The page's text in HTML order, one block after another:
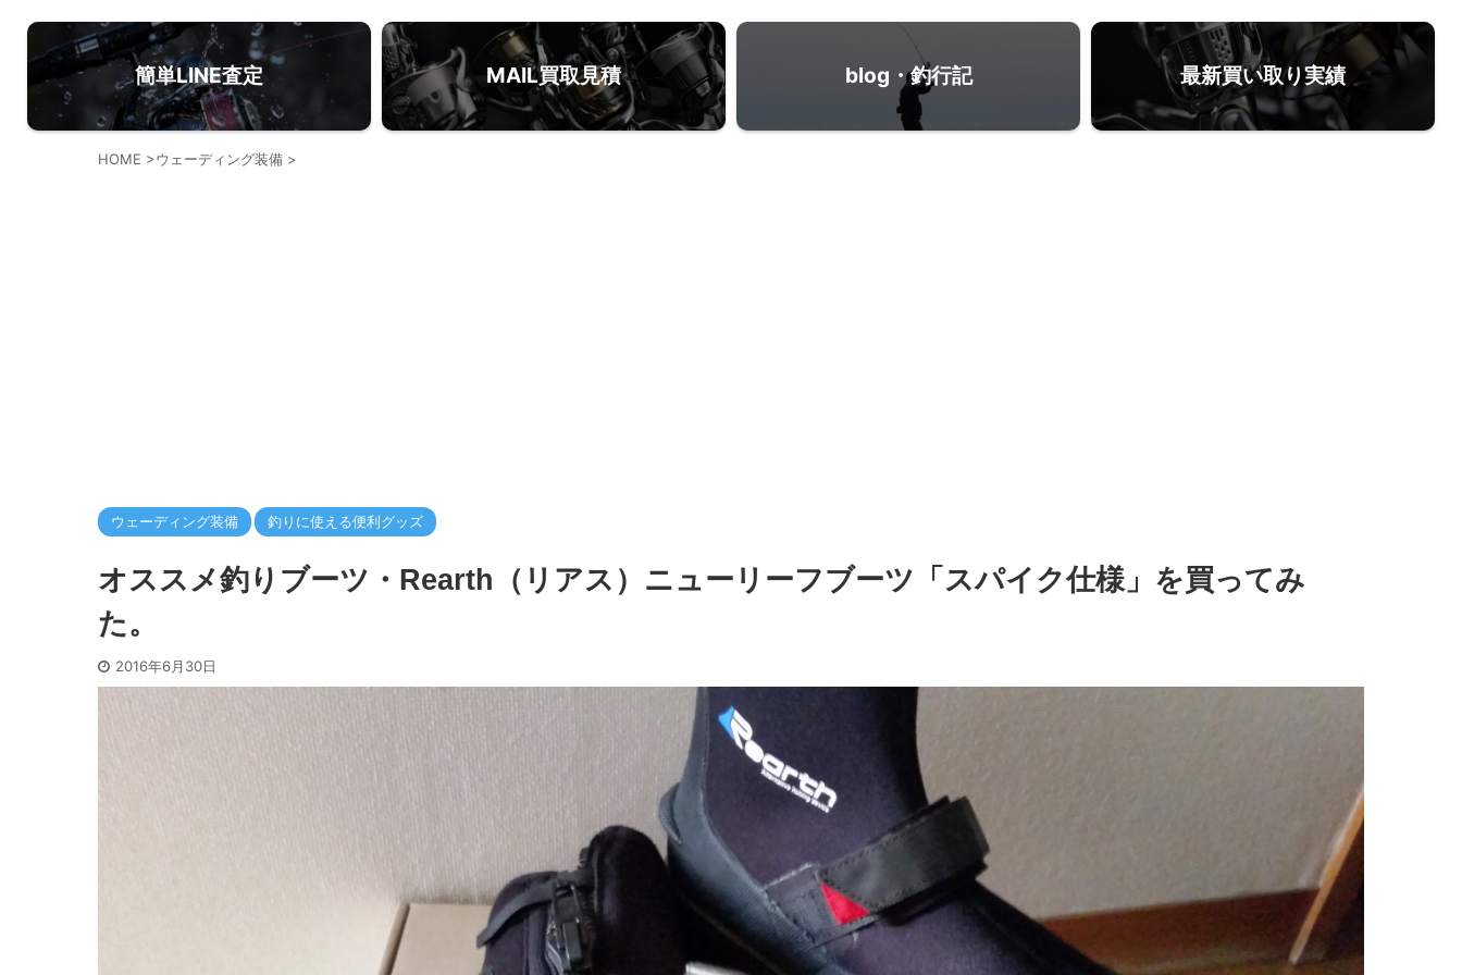
簡単LINE査定 MAIL買取見積 blog・釣行記 最新買い取り実績
HOME >ウェーディング装備 >
ウェーディング装備 釣りに使える便利グッズ
オススメ釣りブーツ・Rearth（リアス）ニューリーフブーツ「スパイク仕様」を買ってみ
た。
2016年6月30日